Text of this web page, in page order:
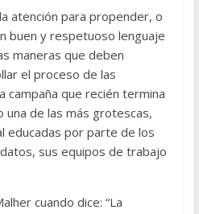
atención para propender, o
buen y respetuoso lenguaje
maneras que deben
el proceso de las
campaña que recién termina
una de las más grotescas,
educadas por parte de los
sus equipos de trabajo
cuando dice: “La